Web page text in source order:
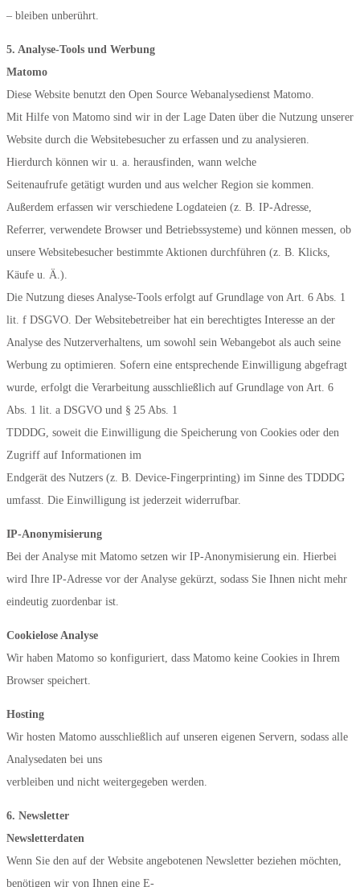
– bleiben unberührt.
5. Analyse-Tools und Werbung
Matomo
Diese Website benutzt den Open Source Webanalysedienst Matomo.
Mit Hilfe von Matomo sind wir in der Lage Daten über die Nutzung unserer
Website durch die Websitebesucher zu erfassen und zu analysieren.
Hierdurch können wir u. a. herausfinden, wann welche
Seitenaufrufe getätigt wurden und aus welcher Region sie kommen.
Außerdem erfassen wir verschiedene Logdateien (z. B. IP-Adresse,
Referrer, verwendete Browser und Betriebssysteme) und können messen, ob
unsere Websitebesucher bestimmte Aktionen durchführen (z. B. Klicks,
Käufe u. Ä.).
Die Nutzung dieses Analyse-Tools erfolgt auf Grundlage von Art. 6 Abs. 1
lit. f DSGVO. Der Websitebetreiber hat ein berechtigtes Interesse an der
Analyse des Nutzerverhaltens, um sowohl sein Webangebot als auch seine
Werbung zu optimieren. Sofern eine entsprechende Einwilligung abgefragt
wurde, erfolgt die Verarbeitung ausschließlich auf Grundlage von Art. 6
Abs. 1 lit. a DSGVO und § 25 Abs. 1
TDDDG, soweit die Einwilligung die Speicherung von Cookies oder den
Zugriff auf Informationen im
Endgerät des Nutzers (z. B. Device-Fingerprinting) im Sinne des TDDDG
umfasst. Die Einwilligung ist jederzeit widerrufbar.
IP-Anonymisierung
Bei der Analyse mit Matomo setzen wir IP-Anonymisierung ein. Hierbei
wird Ihre IP-Adresse vor der Analyse gekürzt, sodass Sie Ihnen nicht mehr
eindeutig zuordenbar ist.
Cookielose Analyse
Wir haben Matomo so konfiguriert, dass Matomo keine Cookies in Ihrem
Browser speichert.
Hosting
Wir hosten Matomo ausschließlich auf unseren eigenen Servern, sodass alle
Analysedaten bei uns
verbleiben und nicht weitergegeben werden.
6. Newsletter
Newsletterdaten
Wenn Sie den auf der Website angebotenen Newsletter beziehen möchten,
benötigen wir von Ihnen eine E-